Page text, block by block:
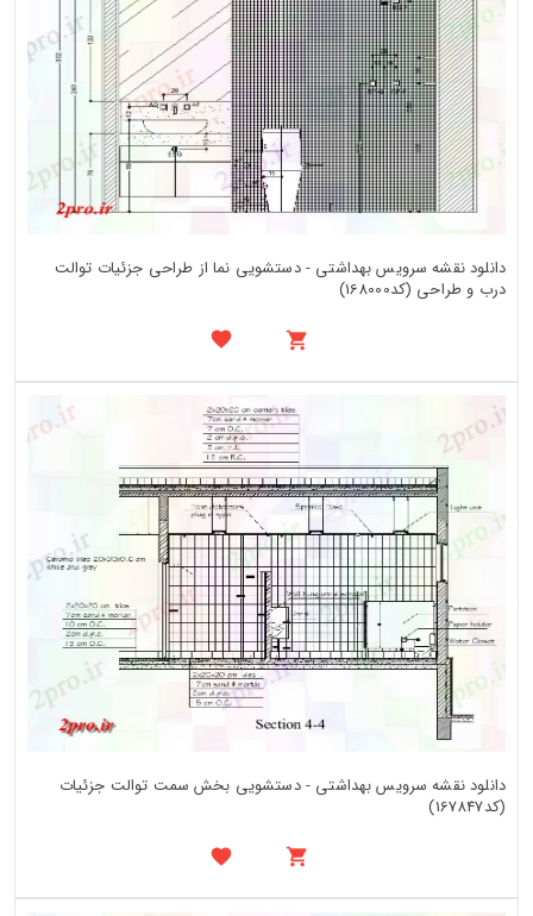
دانلود نقشه سرویس بهداشتی - دستشویی نما از طراحی جزئیات توالت
درب و طراحی (کد168000)
دانلود نقشه سرویس بهداشتی - دستشویی بخش سمت توالت جزئیات
(کد167847)